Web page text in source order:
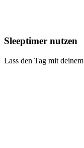
Sleeptimer nutzen
Lass den Tag mit